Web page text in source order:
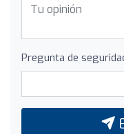
Pregunta de